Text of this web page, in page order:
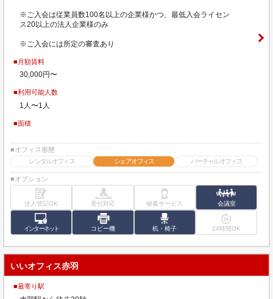
※ご入会は従業員数100名以上の企業様かつ、最低入会ライセン
ス20以上の法人企業様のみ
※ご入会には所定の審査あり
■月額賃料
30,000円〜
■利用可能人数
1人〜1人
■面積
■オフィス形態
レンタルオフィス
シェアオフィス バーチャルオフィス
■オプション
法人登記OK 受付対応 秘書サービス 会議室
インターネット コピー機 机・椅子 24時間OK
いいオフィス赤羽
■最寄り駅